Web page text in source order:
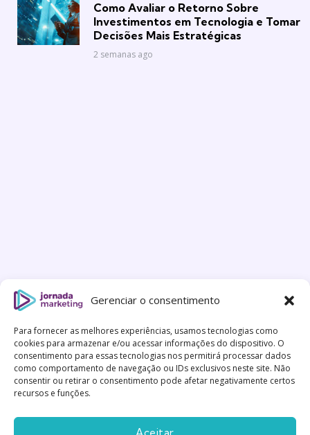
Gerenciar o consentimento
Para fornecer as melhores experiências, usamos tecnologias como
cookies para armazenar e/ou acessar informações do dispositivo. O
consentimento para essas tecnologias nos permitirá processar dados
como comportamento de navegação ou IDs exclusivos neste site. Não
consentir ou retirar o consentimento pode afetar negativamente certos
recursos e funções.
Aceitar
Como Avaliar o Retorno Sobre
Investimentos em Tecnologia e Tomar
Decisões Mais Estratégicas
2 semanas ago